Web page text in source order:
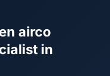
airco
in